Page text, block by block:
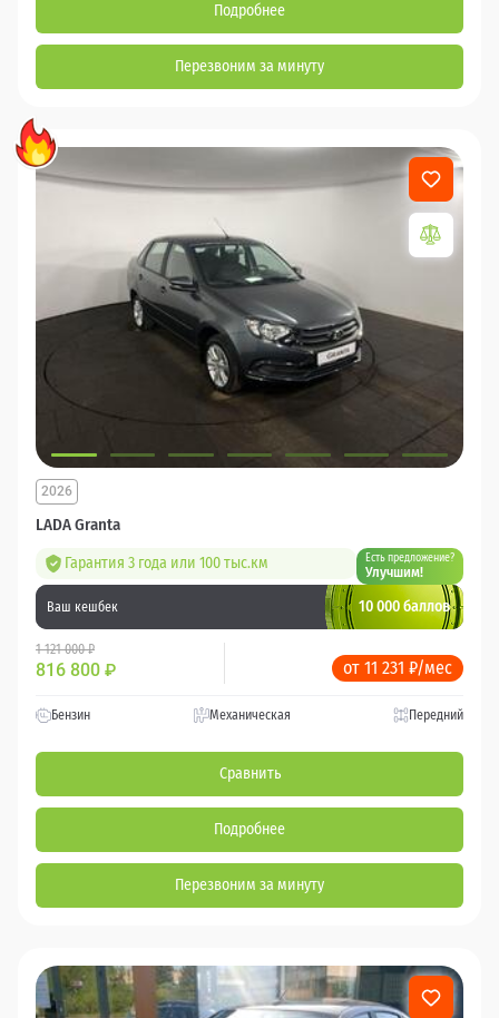
Подробнее
Перезвоним за минуту
LADA Granta
2026
Гарантия 3 года или 100 тыс.км Есть предложение?
Улучшим!
Ваш кешбек 10 000 баллов
1 121 000 ₽
816 800 ₽ от 11 231 ₽/мес
Бензин Механическая Передний
Сравнить
Подробнее
Перезвоним за минуту